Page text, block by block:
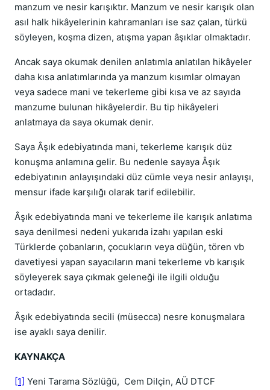
manzum ve nesir karışıktır. Manzum ve nesir karışık olan
asıl halk hikâyelerinin kahramanları ise saz çalan, türkü
söyleyen, koşma dizen, atışma yapan âşıklar olmaktadır.
Ancak saya okumak denilen anlatımla anlatılan hikâyeler
daha kısa anlatımlarında ya manzum kısımlar olmayan
veya sadece mani ve tekerleme gibi kısa ve az sayıda
manzume bulunan hikâyelerdir. Bu tip hikâyeleri
anlatmaya da saya okumak denir.
Saya Âşık edebiyatında mani, tekerleme karışık düz
konuşma anlamına gelir. Bu nedenle sayaya Âşık
edebiyatının anlayışındaki düz cümle veya nesir anlayışı,
mensur ifade karşılığı olarak tarif edilebilir.
Âşık edebiyatında mani ve tekerleme ile karışık anlatıma
saya denilmesi nedeni yukarıda izahı yapılan eski
Türklerde çobanların, çocukların veya düğün, tören vb
davetiyesi yapan sayacıların mani tekerleme vb karışık
söyleyerek saya çıkmak geleneği ile ilgili olduğu
ortadadır.
Âşık edebiyatında secili (müsecca) nesre konuşmalara
ise ayaklı saya denilir.
KAYNAKÇA
[1] Yeni Tarama Sözlüğü, Cem Dilçin, AÜ DTCF